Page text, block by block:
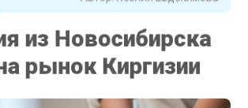
из Новосибирска
рынок Киргизии